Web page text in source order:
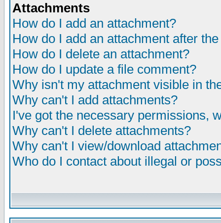
Attachments
How do I add an attachment?
How do I add an attachment after
How do I delete an attachment?
How do I update a file comment?
Why isn't my attachment visible in
Why can't I add attachments?
I've got the necessary permissions,
Why can't I delete attachments?
Why can't I view/download
Who do I contact about illegal or